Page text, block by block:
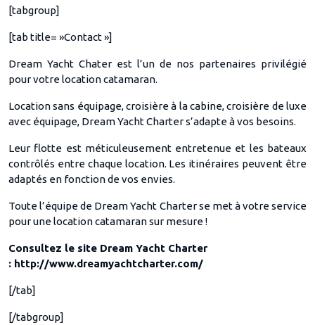
[tabgroup]
[tab title= »Contact »]
Dream Yacht Chater est l’un de nos partenaires privilégié
pour votre location catamaran.
Location sans équipage, croisière à la cabine, croisière de luxe
avec équipage, Dream Yacht Charter s’adapte à vos besoins.
Leur flotte est méticuleusement entretenue et les bateaux
contrôlés entre chaque location. Les itinéraires peuvent être
adaptés en fonction de vos envies.
Toute l’équipe de Dream Yacht Charter se met à votre service
pour une location catamaran sur mesure !
Consultez le site Dream Yacht Charter
: http://www.dreamyachtcharter.com/
[/tab]
[/tabgroup]